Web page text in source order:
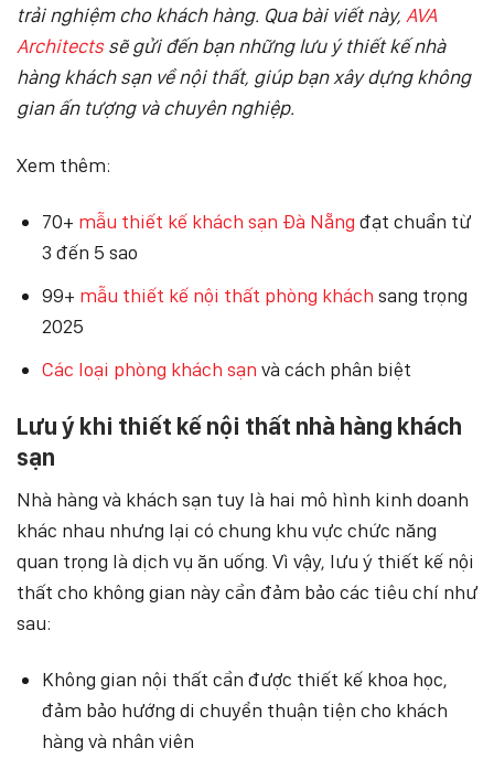
trải nghiệm cho khách hàng. Qua bài viết này, AVA
Architectssẽ gửi đến bạn những lưu ý thiết kế nhà
hàng khách sạn về nội thất, giúp bạn xây dựng không
gian ấn tượng và chuyên nghiệp.
Xem thêm:
70+ mẫu thiết kế khách sạn Đà Nẵng đạt chuẩn từ
3 đến 5 sao
99+ mẫu thiết kế nội thất phòng khách sang trọng
2025
Các loại phòng khách sạn và cách phân biệt
Lưu ý khi thiết kế nội thất nhà hàng khách
sạn
Nhà hàng và khách sạn tuy là hai mô hình kinh doanh
khác nhau nhưng lại có chung khu vực chức năng
quan trọng là dịch vụ ăn uống. Vì vậy, lưu ý thiết kế nội
thất cho không gian này cần đảm bảo các tiêu chí như
sau:
Không gian nội thất cần được thiết kế khoa học,
đảm bảo hướng di chuyển thuận tiện cho khách
hàng và nhân viên